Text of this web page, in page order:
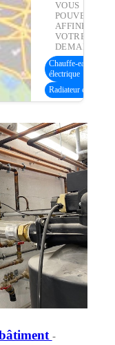
VOUS
POUVEZ
AFFINER
VOTRE
DEMANDE :
Chauffe-eau
électrique
Radiateur électrique
-